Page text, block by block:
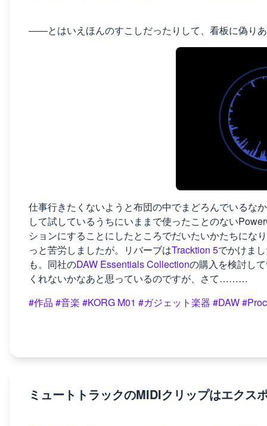
――とはいえほんのすこしだったりして、看板に偽り
仕事行きたくないようと布団の中でまどろんでいるな
して試しているうちにいままで使ったことのない
ションにすることにしたところでだいたいかたちにな
っと苦労しましたが。リバーブはTracktion 5でかけま
も。同社のDAW Essentials Collectionの購入を検討し
くれないかなあと思っているのですが、さて………
#作品 #音楽 #KORG M01 #ガジェット楽器 #DAW
ミュートトラックのMIDIクリップはエク